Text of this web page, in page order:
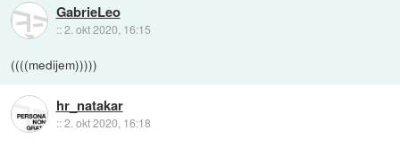
GabrieLeo
::2. okt 2020, 16:15
((((medijem)))))
hr_natakar
::2. okt 2020, 16:18